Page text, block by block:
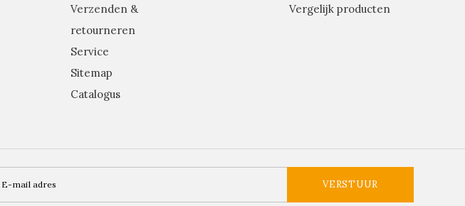
Verzenden &
retourneren
Service
Sitemap
Catalogus
Vergelijk producten
VERSTUUR